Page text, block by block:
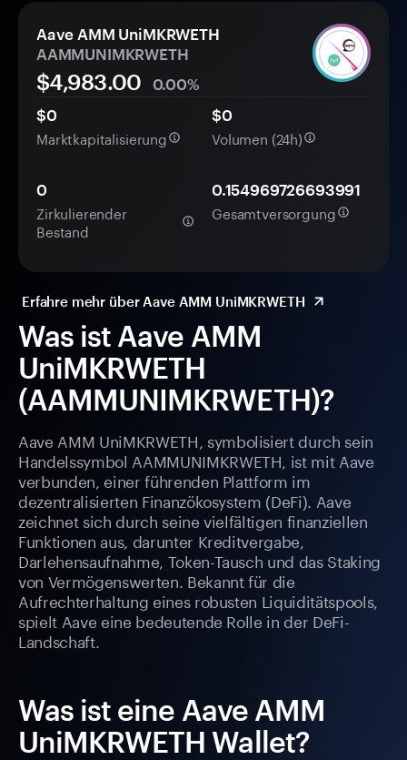
Was ist Aave AMM
UniMKRWETH
(AAMMUNIMKRWETH)?
Aave AMM UniMKRWETH, symbolisiert durch sein
Handelssymbol AAMMUNIMKRWETH, ist mit Aave
verbunden, einer führenden Plattform im
dezentralisierten Finanzökosystem (DeFi). Aave
zeichnet sich durch seine vielfältigen finanziellen
Funktionen aus, darunter Kreditvergabe,
Darlehensaufnahme, Token-Tausch und das Staking
von Vermögenswerten. Bekannt für die
Aufrechterhaltung eines robusten Liquiditätspools,
spielt Aave eine bedeutende Rolle in der DeFi-
Landschaft.
Was ist eine Aave AMM
UniMKRWETH Wallet?
Aave AMM UniMKRWETH
AAMMUNIMKRWETH
$4,983.00
0.00%
$0
Marktkapitalisierung
$0
Volumen (24h)
0
Zirkulierender
Bestand
0.154969726693991
Gesamtversorgung
Erfahre mehr über Aave AMM UniMKRWETH